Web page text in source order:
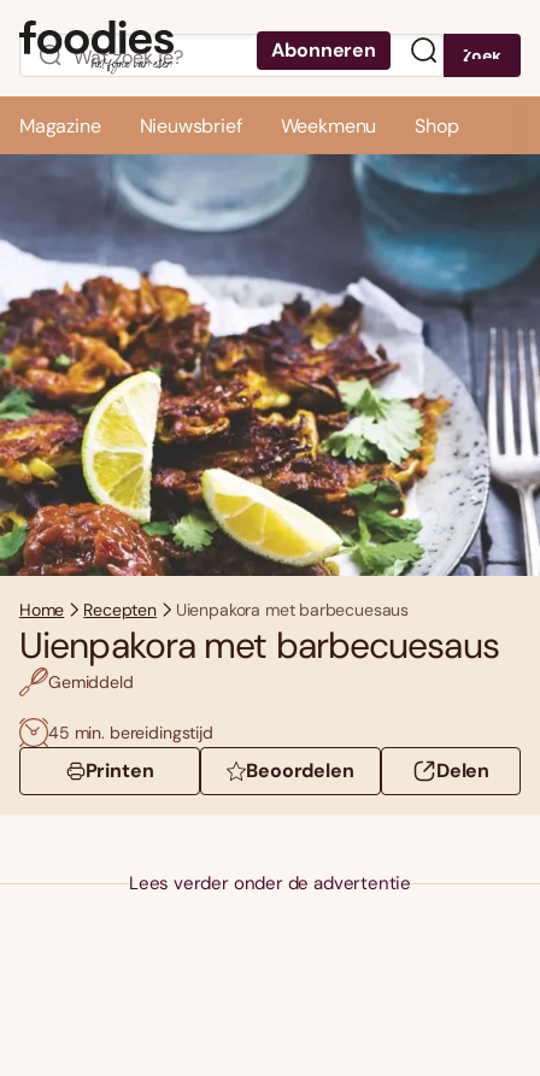
Abonneren Zoek
Magazine Nieuwsbrief Weekmenu Shop
Home Recepten Uienpakora met barbecuesaus
Uienpakora met barbecuesaus
Gemiddeld
45 min. bereidingstijd
Printen Beoordelen Delen
Lees verder onder de advertentie